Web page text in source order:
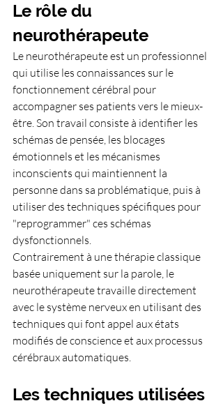
Le rôle du
neurothérapeute
Le neurothérapeute est un professionnel
qui utilise les connaissances sur le
fonctionnement cérébral pour
accompagner ses patients vers le mieux-
être. Son travail consiste à identifier les
schémas de pensée, les blocages
émotionnels et les mécanismes
inconscients qui maintiennent la
personne dans sa problématique, puis à
utiliser des techniques spécifiques pour
"reprogrammer" ces schémas
dysfonctionnels.
Contrairement à une thérapie classique
basée uniquement sur la parole, le
neurothérapeute travaille directement
avec le système nerveux en utilisant des
techniques qui font appel aux états
modifiés de conscience et aux processus
cérébraux automatiques.
Les techniques utilisées